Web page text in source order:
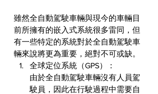
雖然全自動駕駛車輛與現今的車輛目
前所擁有的嵌入式系統很多雷同，但
有一些特定的系統對於全自動駕駛車
輛來說將更為重要，絕對不可或缺。
全球定位系統（GPS）：
由於全自動駕駛車輛沒有人員駕
駛員，因此在行駛過程中需要自